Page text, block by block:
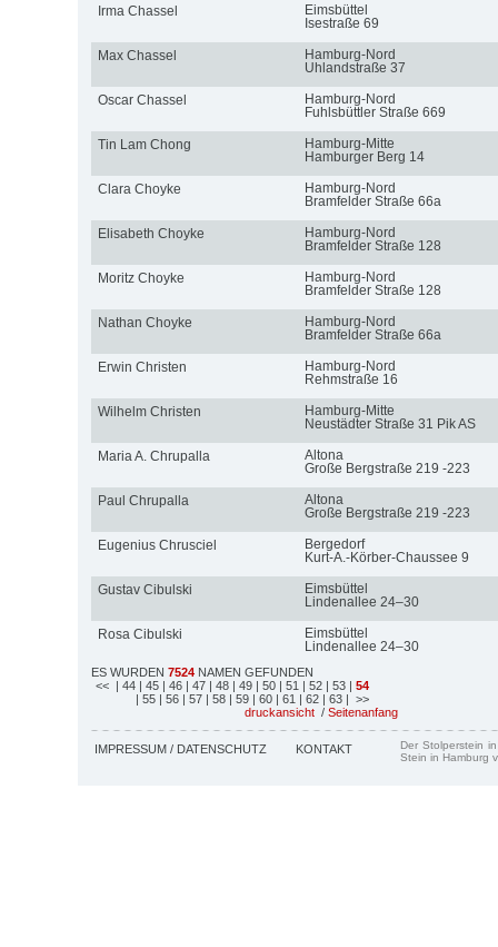
Irma Chassel
Eimsbüttel
Isestraße 69
Max Chassel
Hamburg-Nord
Uhlandstraße 37
Oscar Chassel
Hamburg-Nord
Fuhlsbüttler Straße 669
Tin Lam Chong
Hamburg-Mitte
Hamburger Berg 14
Clara Choyke
Hamburg-Nord
Bramfelder Straße 66a
Elisabeth Choyke
Hamburg-Nord
Bramfelder Straße 128
Moritz Choyke
Hamburg-Nord
Bramfelder Straße 128
Nathan Choyke
Hamburg-Nord
Bramfelder Straße 66a
Erwin Christen
Hamburg-Nord
Rehmstraße 16
Wilhelm Christen
Hamburg-Mitte
Neustädter Straße 31 Pik AS
Maria A. Chrupalla
Altona
Große Bergstraße 219 -223
Paul Chrupalla
Altona
Große Bergstraße 219 -223
Eugenius Chrusciel
Bergedorf
Kurt-A.-Körber-Chaussee 9
Gustav Cibulski
Eimsbüttel
Lindenallee 24–30
Rosa Cibulski
Eimsbüttel
Lindenallee 24–30
ES WURDEN 7524 NAMEN GEFUNDEN
<< | 44 | 45 | 46 | 47 | 48 | 49 | 50 | 51 | 52 | 53 | 54
| 55 | 56 | 57 | 58 | 59 | 60 | 61 | 62 | 63 | >>
druckansicht / Seitenanfang
IMPRESSUM / DATENSCHUTZ KONTAKT
Der Stolperstein
Stein in Hamburg